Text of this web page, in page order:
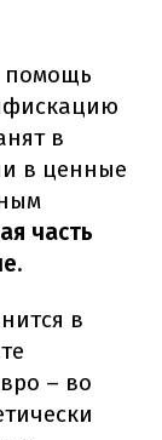
помощь
в
в ценные
часть
в
– во